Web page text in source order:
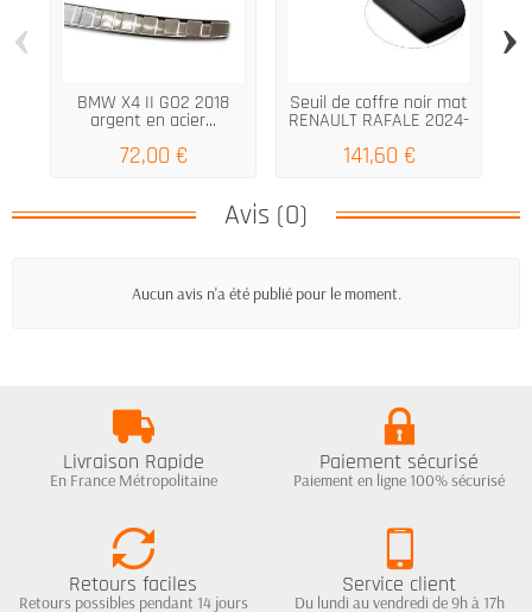
BMW X4 II GO2 2018
argent en acier...
72,00 €
Seuil de coffre noir mat
RENAULT RAFALE 2024-
141,60 €
‹ ›
Avis (0)
Aucun avis n'a été publié pour le moment.
Livraison Rapide
En France Métropolitaine
Paiement sécurisé
Paiement en ligne 100% sécurisé
Retours faciles
Retours possibles pendant 14 jours
Service client
Du lundi au vendredi de 9h à 17h